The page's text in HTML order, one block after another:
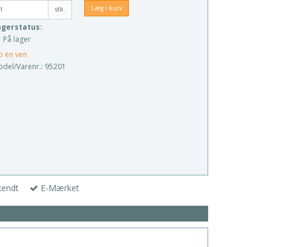
stk. Læg i kurv
På lager
en ven
Varenr.: 95201
E-Mærket